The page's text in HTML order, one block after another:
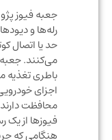
رله‌ها و دیودهای
حد یا اتصال کوتاه
می‌کنند. جعبه
باطری تغذیه
اجزای خودرویی
محافظت دارند.
فیوزها از یک
هنگامی که